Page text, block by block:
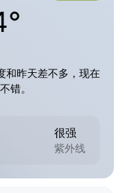
和昨天差不多，现在
错。
很强
紫外线